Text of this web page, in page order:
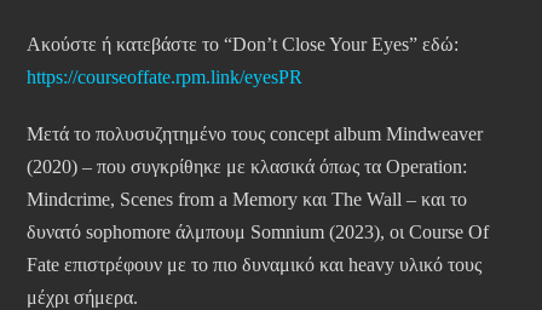
Ακούστε ή κατεβάστε το “Don’t Close Your Eyes” εδώ:
https://courseoffate.rpm.link/eyesPR
Μετά το πολυσυζητημένο τους concept album Mindweaver
(2020) – που συγκρίθηκε με κλασικά όπως τα Operation:
Mindcrime, Scenes from a Memory και The Wall – και το
δυνατό sophomore άλμπουμ Somnium (2023), οι Course Of
Fate επιστρέφουν με το πιο δυναμικό και heavy υλικό τους
μέχρι σήμερα.